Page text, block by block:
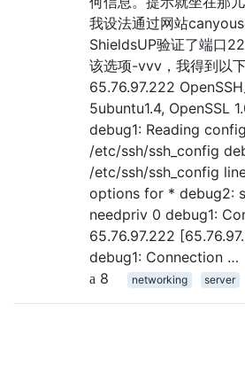
我设法通过网站
ShieldsUP验证了端口
该选项-vvv，我得到以
65.76.97.222
5ubuntu1.4, OpenSSL
debug1: Reading
/etc/ssh/ssh_config
/etc/ssh/ssh_config
options for * debug2:
needpriv 0 debug1:
65.76.97.222
debug1: Connection …
8
networking server